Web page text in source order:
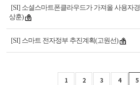
[SI] 소셜스마트폰클라우드가 가져올 사용자
상훈)
[SI] 스마트 전자정부 추진계획(고원선)
1 2 3 4 5